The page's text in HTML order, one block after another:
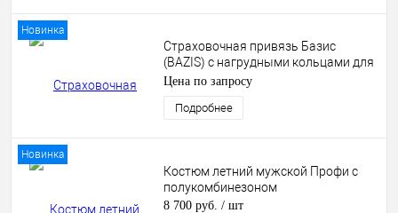
Новинка
Страховочная привязь Базис
(BAZIS) с нагрудными кольцами для
эвакуации HS-30
Цена по запросу
Подробнее
Новинка
Костюм летний мужской Профи с
полукомбинезоном
8 700 руб. / шт